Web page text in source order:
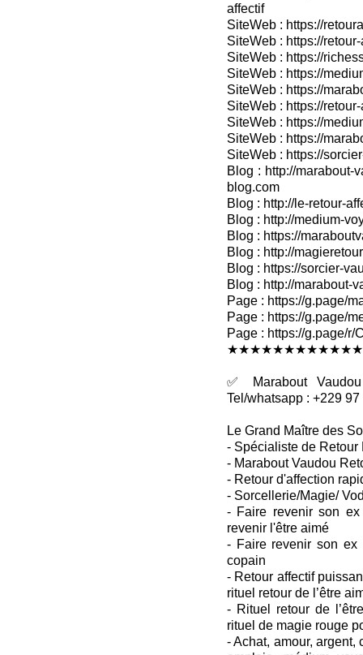
affectif
SiteWeb : https://
SiteWeb : https://
SiteWeb : https://
SiteWeb : https://
SiteWeb : https://
SiteWeb : https://
SiteWeb : https://
SiteWeb : https://
SiteWeb : https://
Blog : http://marabout-
blog.com
Blog : http://le-retour-
Blog : http://medium-
Blog : https://
Blog : http://
Blog : https://sorcier-
Blog : http://marabout-
Page : https://g.page/
Page : https://g.page/
Page : https://g.page/
✅ Marabout
Tel/whatsapp : +229
Le Grand Maître des
- Spécialiste de Retour
- Marabout Vaudou
- Retour d'affection
- Sorcellerie/Magie/
- Faire revenir son
revenir l'être aimé
- Faire revenir son ex
copain
- Retour affectif
rituel retour de l’être
- Rituel retour de
rituel de magie rouge
- Achat, amour,